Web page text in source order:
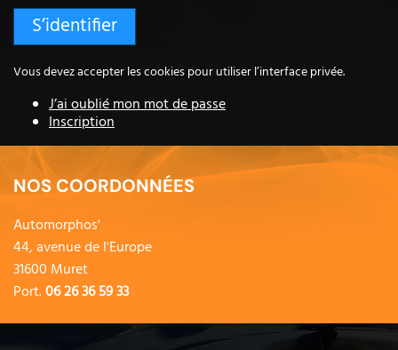
Vous devez accepter les cookies pour utiliser l’interface privée.
J’ai oublié mon mot de passe
Inscription
NOS COORDONNÉES
Automorphos'
44, avenue de l'Europe
31600 Muret
Port.06 26 36 59 33